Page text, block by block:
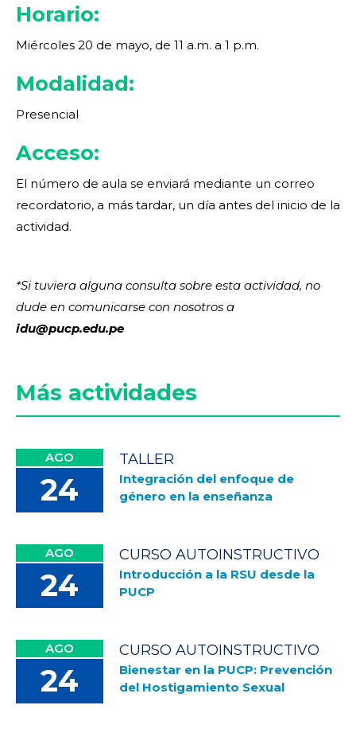
Horario:
Miércoles 20 de mayo, de 11 a.m. a 1 p.m.
Modalidad:
Presencial
Acceso:
El número de aula se enviará mediante un correo
recordatorio, a más tardar, un día antes del inicio de la
actividad.
*Si tuviera alguna consulta sobre esta actividad, no
dude en comunicarse con nosotros a
idu@pucp.edu.pe
Más actividades
AGO
24
TALLER
Integración del enfoque de
género en la enseñanza
AGO
24
CURSO AUTOINSTRUCTIVO
Introducción a la RSU desde la
PUCP
AGO
24
CURSO AUTOINSTRUCTIVO
Bienestar en la PUCP: Prevención
del Hostigamiento Sexual